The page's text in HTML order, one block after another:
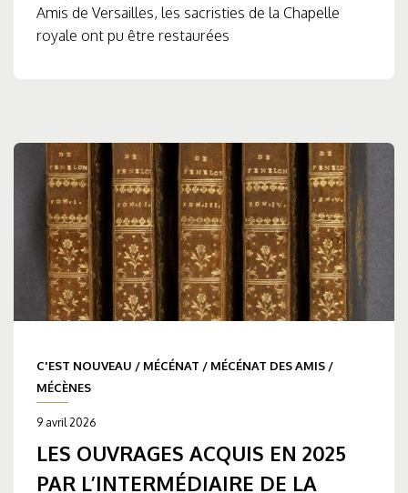
Amis de Versailles, les sacristies de la Chapelle
royale ont pu être restaurées
C'EST NOUVEAU / MÉCÉNAT / MÉCÉNAT DES AMIS /
MÉCÈNES
9 avril 2026
LES OUVRAGES ACQUIS EN 2025
PAR L’INTERMÉDIAIRE DE LA